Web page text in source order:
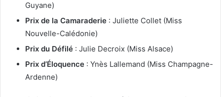
Guyane)
Prix de la Camaraderie : Juliette Collet (Miss
Nouvelle-Calédonie)
Prix du Défilé : Julie Decroix (Miss Alsace)
Prix d’Éloquence : Ynès Lallemand (Miss Champagne-
Ardenne)